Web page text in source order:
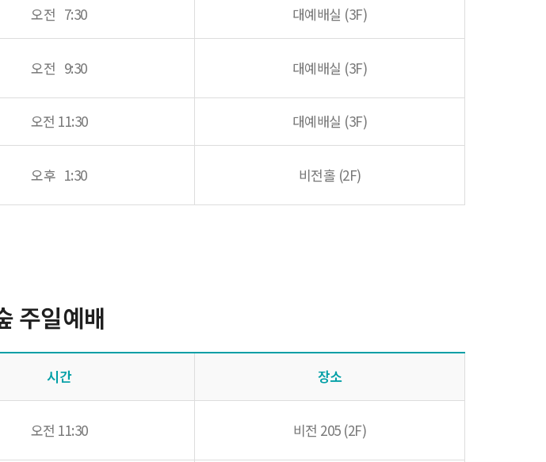
오전 7:30 대예배실 (3F)
오전 9:30 대예배실 (3F)
오전 11:30 대예배실 (3F)
오후 1:30 비전홀 (2F)
주일예배
시간 장소
오전 11:30 비전 205 (2F)